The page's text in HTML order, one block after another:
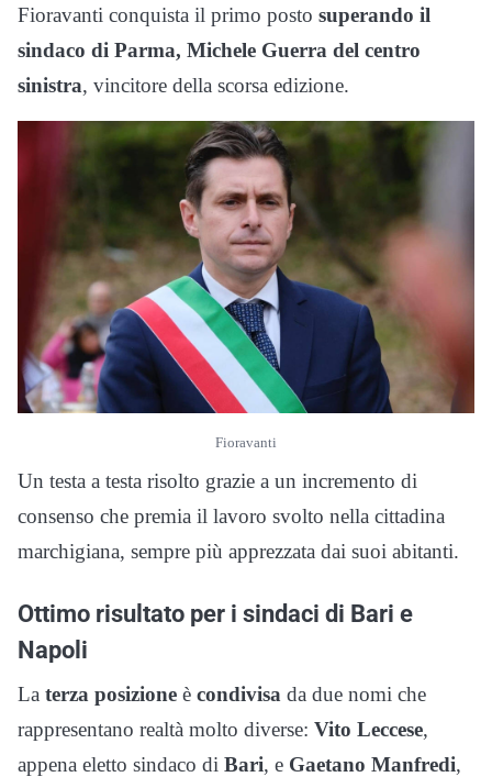
Fioravanti conquista il primo posto superando il
sindaco di Parma, Michele Guerra del centro
sinistra, vincitore della scorsa edizione.
Fioravanti
Un testa a testa risolto grazie a un incremento di
consenso che premia il lavoro svolto nella cittadina
marchigiana, sempre più apprezzata dai suoi abitanti.
Ottimo risultato per i sindaci di Bari e
Napoli
La terza posizione è condivisa da due nomi che
rappresentano realtà molto diverse: Vito Leccese,
appena eletto sindaco di Bari, e Gaetano Manfredi,